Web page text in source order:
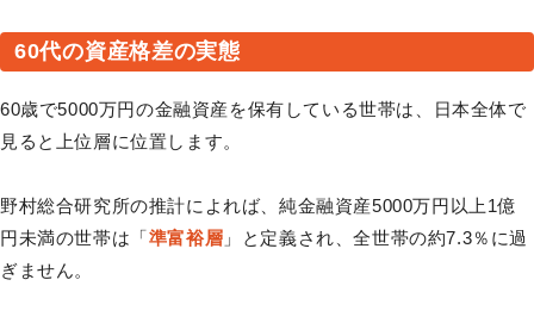
60代の資産格差の実態
60歳で5000万円の金融資産を保有している世帯は、日本全体で
見ると上位層に位置します。
野村総合研究所の推計によれば、純金融資産5000万円以上1億
円未満の世帯は「準富裕層 」と定義され、全世帯の約7.3％に過
ぎません。